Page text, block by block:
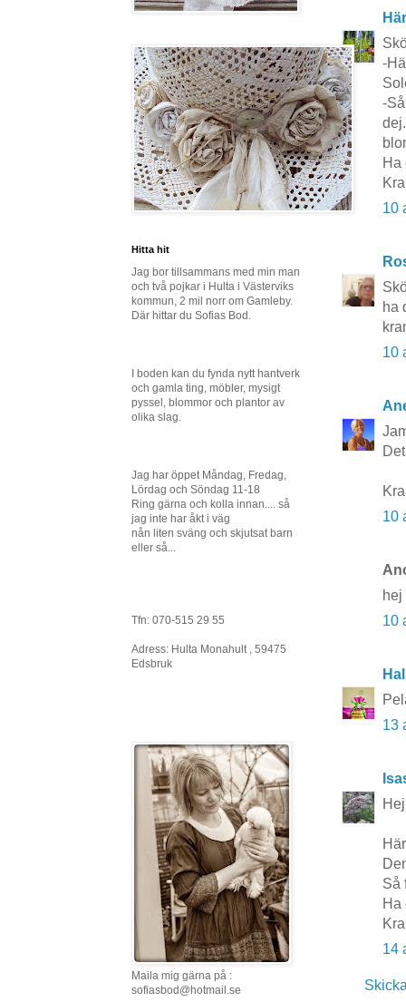
-
-
Ha
10
ha
10
10
hej
10
13
Så
Ha
14
Hitta hit
Jag bor tillsammans med min man
och två pojkar i Hulta i Västerviks
kommun, 2 mil norr om Gamleby.
Där hittar du Sofias Bod.
I boden kan du fynda nytt hantverk
och gamla ting, möbler, mysigt
pyssel, blommor och plantor av
olika slag.
Jag har öppet Måndag, Fredag,
Lördag och Söndag 11-18
Ring gärna och kolla innan.... så
jag inte har åkt i väg
nån liten sväng och skjutsat barn
eller så...
Tfn: 070-515 29 55
Adress: Hulta Monahult , 59475
Edsbruk
Maila mig gärna på :
sofiasbod@hotmail.se